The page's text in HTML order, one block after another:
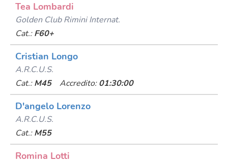
Tea Lombardi
Golden Club Rimini Internat.
Cat.: F60+
Cristian Longo
A.r.c.u.s.
Cat.: M45 Accredito: 01:30:00
D'angelo Lorenzo
A.r.c.u.s.
Cat.: M55
Romina Lotti